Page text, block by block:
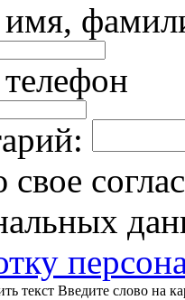
имя,
текст Введите слово на